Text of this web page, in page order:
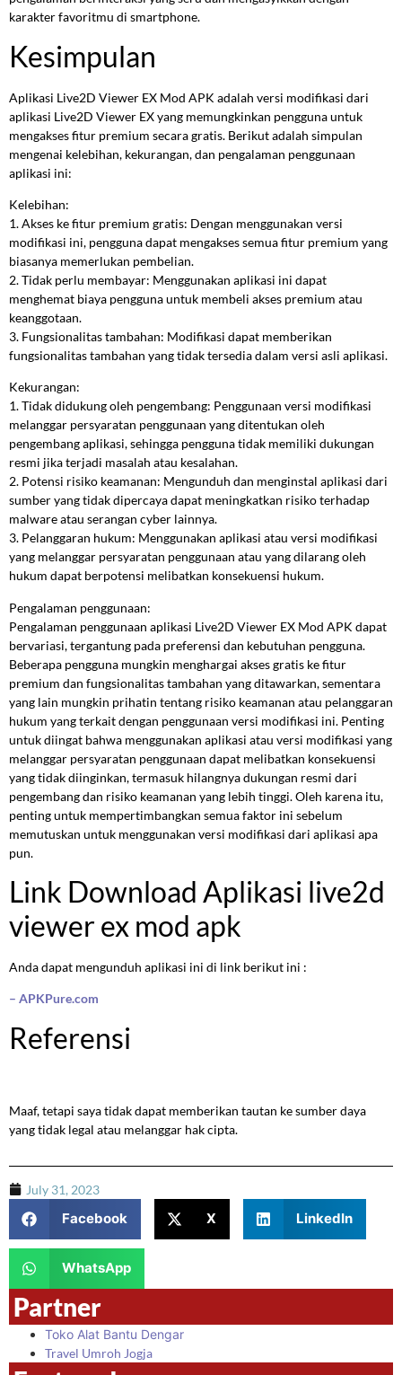
karakter favoritmu di smartphone.
Kesimpulan
Aplikasi Live2D Viewer EX Mod APK adalah versi modifikasi dari
aplikasi Live2D Viewer EX yang memungkinkan pengguna untuk
mengakses fitur premium secara gratis. Berikut adalah simpulan
mengenai kelebihan, kekurangan, dan pengalaman penggunaan
aplikasi ini:
Kelebihan:
1. Akses ke fitur premium gratis: Dengan menggunakan versi
modifikasi ini, pengguna dapat mengakses semua fitur premium yang
biasanya memerlukan pembelian.
2. Tidak perlu membayar: Menggunakan aplikasi ini dapat
menghemat biaya pengguna untuk membeli akses premium atau
keanggotaan.
3. Fungsionalitas tambahan: Modifikasi dapat memberikan
fungsionalitas tambahan yang tidak tersedia dalam versi asli aplikasi.
Kekurangan:
1. Tidak didukung oleh pengembang: Penggunaan versi modifikasi
melanggar persyaratan penggunaan yang ditentukan oleh
pengembang aplikasi, sehingga pengguna tidak memiliki dukungan
resmi jika terjadi masalah atau kesalahan.
2. Potensi risiko keamanan: Mengunduh dan menginstal aplikasi dari
sumber yang tidak dipercaya dapat meningkatkan risiko terhadap
malware atau serangan cyber lainnya.
3. Pelanggaran hukum: Menggunakan aplikasi atau versi modifikasi
yang melanggar persyaratan penggunaan atau yang dilarang oleh
hukum dapat berpotensi melibatkan konsekuensi hukum.
Pengalaman penggunaan:
Pengalaman penggunaan aplikasi Live2D Viewer EX Mod APK dapat
bervariasi, tergantung pada preferensi dan kebutuhan pengguna.
Beberapa pengguna mungkin menghargai akses gratis ke fitur
premium dan fungsionalitas tambahan yang ditawarkan, sementara
yang lain mungkin prihatin tentang risiko keamanan atau pelanggaran
hukum yang terkait dengan penggunaan versi modifikasi ini. Penting
untuk diingat bahwa menggunakan aplikasi atau versi modifikasi yang
melanggar persyaratan penggunaan dapat melibatkan konsekuensi
yang tidak diinginkan, termasuk hilangnya dukungan resmi dari
pengembang dan risiko keamanan yang lebih tinggi. Oleh karena itu,
penting untuk mempertimbangkan semua faktor ini sebelum
memutuskan untuk menggunakan versi modifikasi dari aplikasi apa
pun.
Link Download Aplikasi live2d
viewer ex mod apk
Anda dapat mengunduh aplikasi ini di link berikut ini :
– APKPure.com
Referensi
Maaf, tetapi saya tidak dapat memberikan tautan ke sumber daya
yang tidak legal atau melanggar hak cipta.
July 31, 2023
Facebook X LinkedIn
WhatsApp
Partner
Toko Alat Bantu Dengar
Travel Umroh Jogja